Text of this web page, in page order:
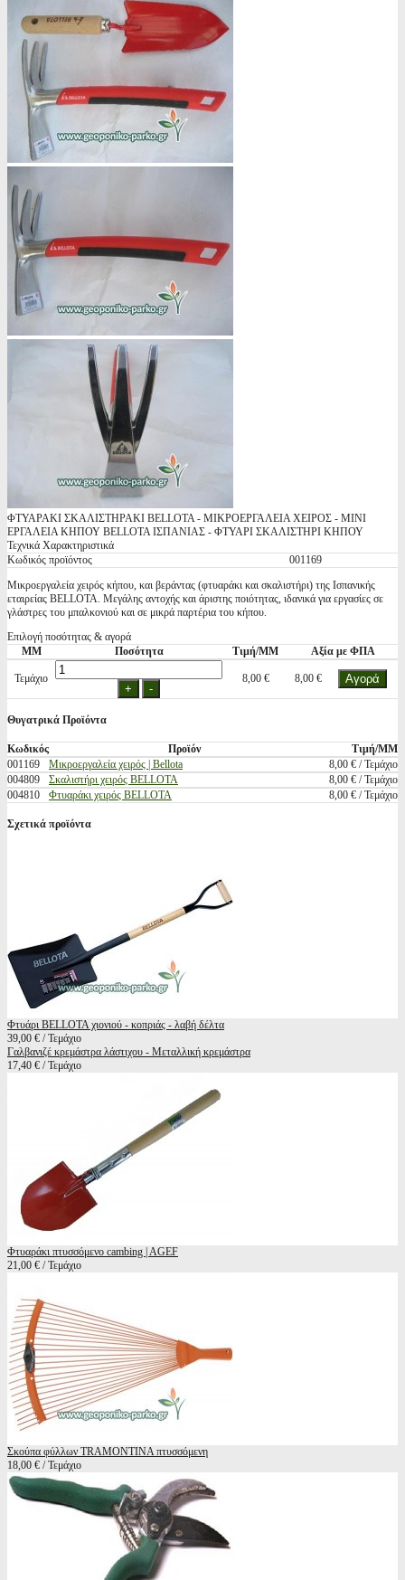
ΦΤΥΑΡΑΚΙ ΣΚΑΛΙΣΤΗΡΑΚΙ BELLOTA - ΜΙΚΡΟΕΡΓΑΛΕΙΑ ΧΕΙΡΟΣ - ΜΙΝΙ
ΕΡΓΑΛΕΙΑ ΚΗΠΟΥ BELLOTA ΙΣΠΑΝΙΑΣ - ΦΤΥΑΡΙ ΣΚΑΛΙΣΤΗΡΙ ΚΗΠΟΥ
Τεχνικά Χαρακτηριστικά
Κωδικός προϊόντος
001169
Μικροεργαλεία χειρός κήπου, και βεράντας (φτυαράκι και σκαλιστήρι) της Ισπανικής
εταιρείας BELLOTA. Μεγάλης αντοχής και άριστης ποιότητας, ιδανικά για εργασίες σε
γλάστρες του μπαλκονιού και σε μικρά παρτέρια του κήπου.
Επιλογή ποσότητας & αγορά
ΜΜ
Ποσότητα Τιμή/ΜΜ Αξία με ΦΠΑ
Τεμάχιο 8,00 € 8,00 €
Θυγατρικά Προϊόντα
Κωδικός Προϊόν
Τιμή/ΜΜ
001169
Μικροεργαλεία χειρός | Bellota
8,00 € / Τεμάχιο
004809
Σκαλιστήρι χειρός BELLOTA
8,00 € / Τεμάχιο
004810
Φτυαράκι χειρός BELLOTA 8,00 € / Τεμάχιο
Σχετικά προϊόντα
Φτυάρι BELLOTA χιονιού - κοπριάς - λαβή δέλτα
39,00 € / Τεμάχιο
Γαλβανιζέ κρεμάστρα λάστιχου - Μεταλλική κρεμάστρα
17,40 € / Τεμάχιο
Φτυαράκι πτυσσόμενο cambing | AGEF
21,00 € / Τεμάχιο
Σκούπα φύλλων TRAMONTINA πτυσσόμενη
18,00 € / Τεμάχιο